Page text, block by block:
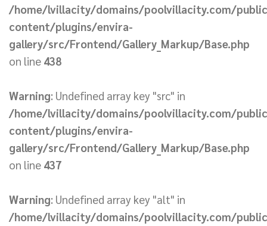
/home/lvillacity/domains/poolvillacity.com/
content/plugins/envira-
gallery/src/Frontend/Gallery_Markup/Base.php
on line 438
Warning: Undefined array key "src" in
/home/lvillacity/domains/poolvillacity.com/
content/plugins/envira-
gallery/src/Frontend/Gallery_Markup/Base.php
on line 437
Warning: Undefined array key "alt" in
/home/lvillacity/domains/poolvillacity.com/